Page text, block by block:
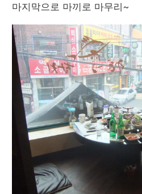
마지막으로 마끼로 마무리~